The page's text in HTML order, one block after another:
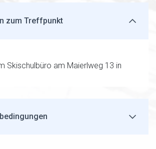
zum Treffpunkt
Skischulbüro am Maierlweg 13 in